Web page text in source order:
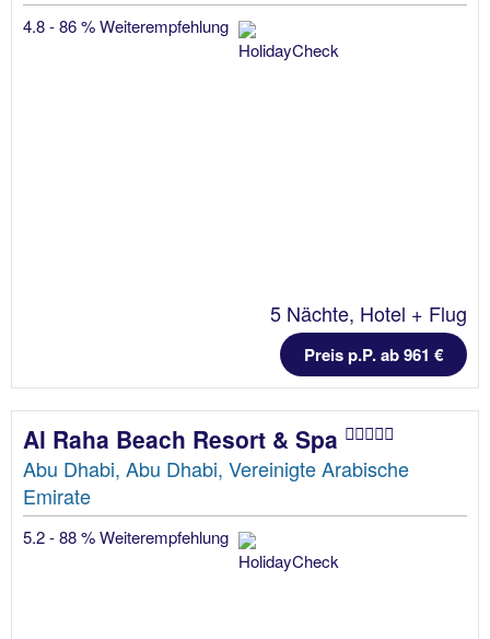
4.8 - 86 % Weiterempfehlung
5 Nächte, Hotel + Flug
Preis p.P. ab 961 €
Al Raha Beach Resort & Spa
Abu Dhabi, Abu Dhabi, Vereinigte Arabische
Emirate
5.2 - 88 % Weiterempfehlung